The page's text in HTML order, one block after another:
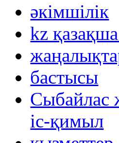
әкімшілік
kz
бастысы
Сыбайлас
іс-қимыл